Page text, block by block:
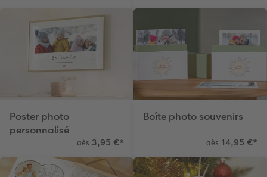
Poster photo
personnalisé
dès 3,95 €*
Boîte photo souvenirs
dès 14,95 €*